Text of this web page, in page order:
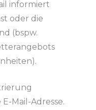
informiert
oder die
(bspw.
Mail-Adresse.